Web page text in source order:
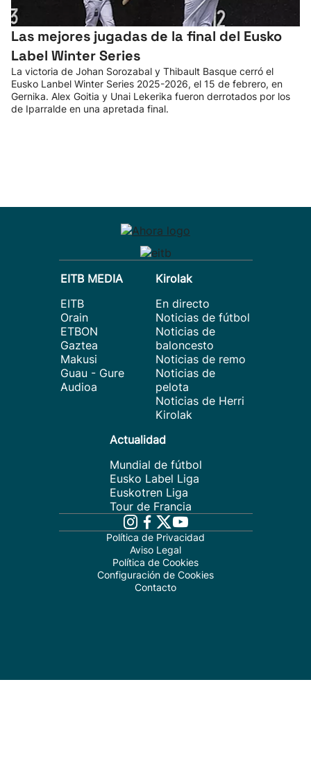
Las mejores jugadas de la final del Eusko
Label Winter Series
La victoria de Johan Sorozabal y Thibault Basque cerró el
Eusko Lanbel Winter Series 2025-2026, el 15 de febrero, en
Gernika. Alex Goitia y Unai Lekerika fueron derrotados por los
de Iparralde en una apretada final.
EITB MEDIA
EITB
Orain
ETBON
Gaztea
Makusi
Guau - Gure
Audioa
Kirolak
En directo
Noticias de fútbol
Noticias de
baloncesto
Noticias de remo
Noticias de
pelota
Noticias de Herri
Kirolak
Actualidad
Mundial de fútbol
Eusko Label Liga
Euskotren Liga
Tour de Francia
Política de Privacidad
Aviso Legal
Política de Cookies
Configuración de Cookies
Contacto